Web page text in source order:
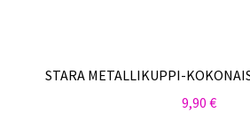
STARA METALLIKUPPI-
9,90 €